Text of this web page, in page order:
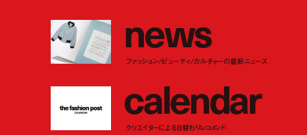
news
ファッション/ビューティ/カルチャーの最新ニュース
calendar
クリエイターによる日替わりレコメンド